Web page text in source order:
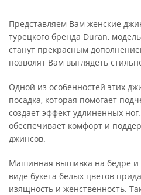
Представляем Вам женские
турецкого бренда Duran,
станут прекрасным
позволят Вам выглядеть
Одной из особенностей этих
посадка, которая помогает
создает эффект удлиненных
обеспечивает комфорт и
джинсов.
Машинная вышивка на бедре и
виде букета белых цветов
изящность и женственность.